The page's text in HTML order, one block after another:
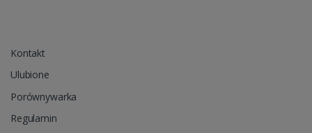
Kontakt
Ulubione
Porównywarka
Regulamin